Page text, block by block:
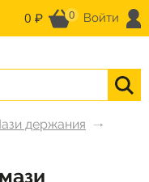
0 ₽ 0 Войти
держания